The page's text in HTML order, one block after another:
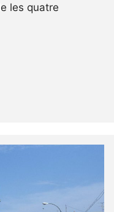
les quatre